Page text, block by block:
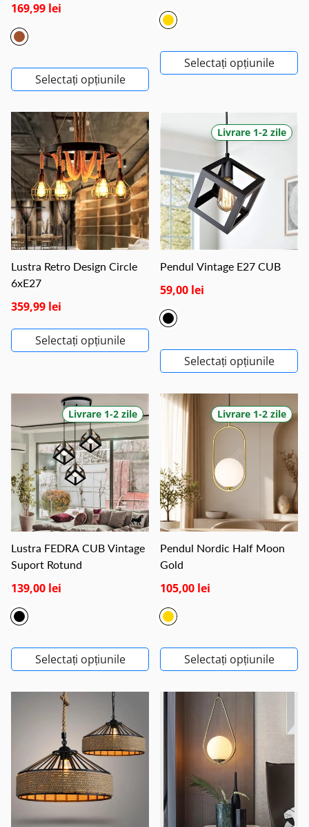
169,99 lei
Selectați opțiunile
Selectați opțiunile
Lustra Retro Design Circle
6xE27
359,99 lei
Selectați opțiunile
Livrare 1-2 zile
Pendul Vintage E27 CUB
59,00 lei
Selectați opțiunile
Livrare 1-2 zile
Lustra FEDRA CUB Vintage
Suport Rotund
139,00 lei
Selectați opțiunile
Livrare 1-2 zile
Pendul Nordic Half Moon
Gold
105,00 lei
Selectați opțiunile